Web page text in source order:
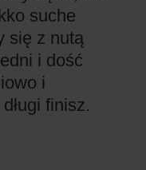
suche
się z nutą
i dość
i
finisz.